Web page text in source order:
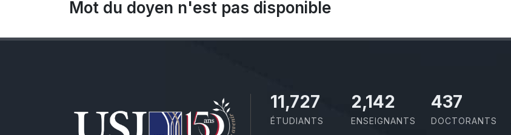
Mot du doyen n'est pas disponible
11,727
ÉTUDIANTS
2,142
ENSEIGNANTS
437
DOCTORANTS